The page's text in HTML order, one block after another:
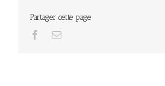
Partager cette page